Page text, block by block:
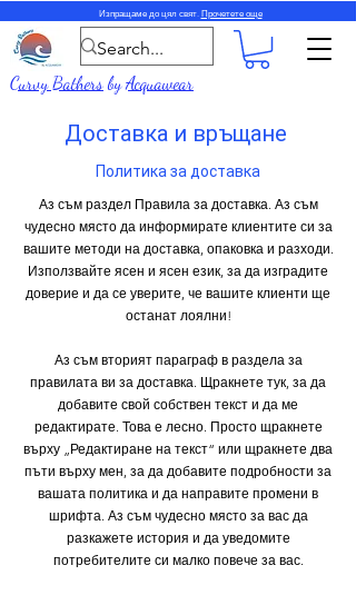
Изпращаме до цял свят. Прочетете още
Curvy BathersbyAcquawear
Доставка и връщане
Политика за доставка
Аз съм раздел Правила за доставка. Аз съм
чудесно място да информирате клиентите си за
вашите методи на доставка, опаковка и разходи.
Използвайте ясен и ясен език, за да изградите
доверие и да се уверите, че вашите клиенти ще
останат лоялни!
Аз съм вторият параграф в раздела за
правилата ви за доставка. Щракнете тук, за да
добавите свой собствен текст и да ме
редактирате. Това е лесно. Просто щракнете
върху „Редактиране на текст“ или щракнете два
пъти върху мен, за да добавите подробности за
вашата политика и да направите промени в
шрифта. Аз съм чудесно място за вас да
разкажете история и да уведомите
потребителите си малко повече за вас.